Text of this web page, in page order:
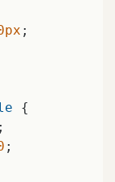
;
{
;
;